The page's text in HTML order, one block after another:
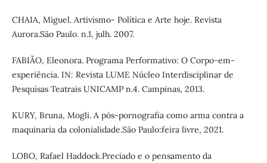
CHAIA, Miguel. Artivismo- Política e Arte hoje. Revista
Aurora.São Paulo. n.1, julh. 2007.
FABIÃO, Eleonora. Programa Performativo: O Corpo-em-
experiência. IN: Revista LUME Núcleo Interdisciplinar de
Pesquisas Teatrais UNICAMP n.4. Campinas, 2013.
KURY, Bruna, Mogli. A pós-pornografia como arma contra a
maquinaria da colonialidade.São Paulo:feira livre, 2021.
LOBO, Rafael Haddock.Preciado e o pensamento da